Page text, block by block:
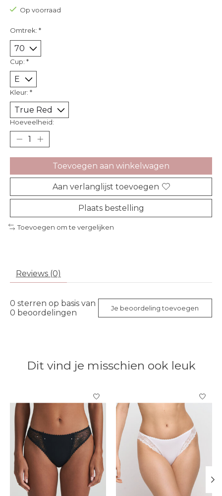
Op voorraad
Omtrek: *
Cup: *
Kleur: *
Hoeveelheid:
Toevoegen aan winkelwagen
Aan verlanglijst toevoegen
Plaats bestelling
Toevoegen om te vergelijken
Reviews (0)
0 sterren op basis van
0 beoordelingen Je beoordeling toevoegen
Dit vind je misschien ook leuk
Items van productcarrousel